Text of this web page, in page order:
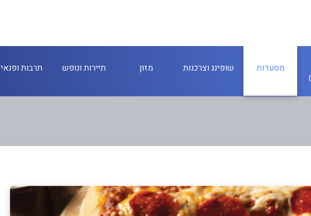
מסעדות שופינג וצרכנות מזון תיירות ונופש תרבות ופנאי